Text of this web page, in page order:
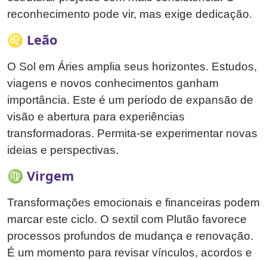
reconhecimento pode vir, mas exige dedicação.
♌ Leão
O Sol em Áries amplia seus horizontes. Estudos,
viagens e novos conhecimentos ganham
importância. Este é um período de expansão de
visão e abertura para experiências
transformadoras. Permita-se experimentar novas
ideias e perspectivas.
♍ Virgem
Transformações emocionais e financeiras podem
marcar este ciclo. O sextil com Plutão favorece
processos profundos de mudança e renovação.
É um momento para revisar vínculos, acordos e